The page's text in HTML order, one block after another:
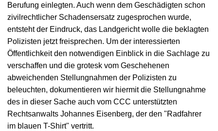
Berufung einlegten. Auch wenn dem Geschädigten schon
zivilrechtlicher Schadensersatz zugesprochen wurde,
entsteht der Eindruck, das Landgericht wolle die beklagten
Polizisten jetzt freisprechen. Um der interessierten
Öffentlichkeit den notwendigen Einblick in die Sachlage zu
verschaffen und die grotesk vom Geschehenen
abweichenden Stellungnahmen der Polizisten zu
beleuchten, dokumentieren wir hiermit die Stellungnahme
des in dieser Sache auch vom CCC unterstützten
Rechtsanwalts Johannes Eisenberg, der den "Radfahrer
im blauen T-Shirt" vertritt.